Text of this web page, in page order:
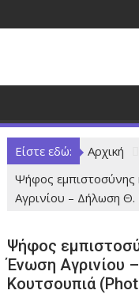
ε
σ
ε
Είστε εδώ: Αρχική
Ψήφος εμπιστοσύνης
Αγρινίου – Δήλωση
Ψήφος
Ένωση Αγρινίου
Κουτσουπιά